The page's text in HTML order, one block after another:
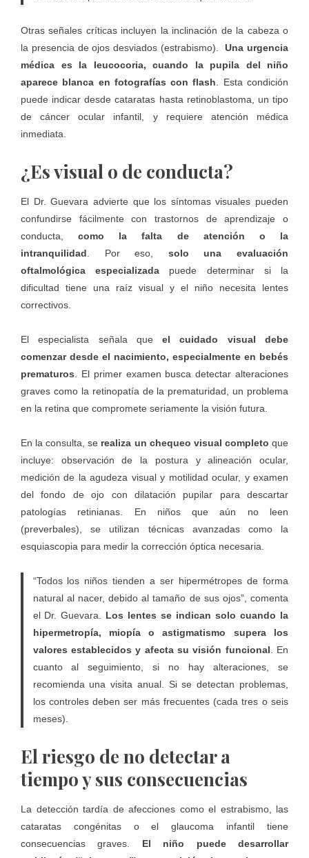
Otras señales críticas incluyen la inclinación de la cabeza o
la presencia de ojos desviados (estrabismo).Una urgencia
médica es la leucocoria, cuando la pupila del niño
aparece blanca en fotografías con flash. Esta condición
puede indicar desde cataratas hasta retinoblastoma, un tipo
de cáncer ocular infantil, y requiere atención médica
inmediata.
¿Es visual o de conducta?
El Dr. Guevara advierte que los síntomas visuales pueden
confundirse fácilmente con trastornos de aprendizaje o
conducta,como la falta de atención o la
intranquilidad. Por eso, solo una evaluación
oftalmológica especializada puede determinar si la
dificultad tiene una raíz visual y el niño necesita lentes
correctivos.
El especialista señala queelcuidado visual debe
comenzar desde el nacimiento, especialmente en bebés
prematuros. El primer examen busca detectar alteraciones
graves como la retinopatía de la prematuridad, un problema
en la retina que compromete seriamente la visión futura.
En la consulta, se realiza un chequeo visual completo que
incluye: observación de la postura y alineación ocular,
medición de la agudeza visual y motilidad ocular, y examen
del fondo de ojo con dilatación pupilar para descartar
patologías retinianas. En niños que aún no leen
(preverbales), se utilizan técnicas avanzadas como la
esquiascopia para medir la corrección óptica necesaria.
“Todos los niños tienden a ser hipermétropes de forma
natural al nacer, debido al tamaño de sus ojos”, comenta
el Dr. Guevara. Los lentes se indican solo cuando la
hipermetropía, miopía o astigmatismo supera los
valores establecidos y afecta su visión funcional. En
cuanto al seguimiento, si no hay alteraciones, se
recomienda una visita anual. Si se detectan problemas,
los controles deben ser más frecuentes (cada tres o seis
meses).
El riesgo de no detectar a
tiempo y sus consecuencias
La detección tardía de afecciones como el estrabismo, las
cataratas congénitas o el glaucoma infantil tiene
consecuencias graves. El niño puede desarrollar